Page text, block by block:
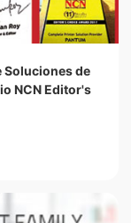
Soluciones de
NCN Editor's